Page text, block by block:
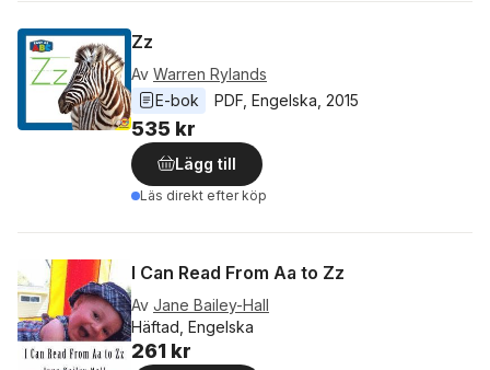
Zz
Av Warren Rylands
E-bok
PDF Engelska 2015
535 kr
Lägg till
Läs direkt efter köp
I Can Read From Aa to Zz
Av Jane Bailey-Hall
Häftad, Engelska
261 kr